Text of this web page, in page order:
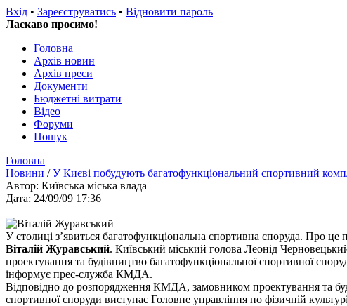
Вхід • Зареєструватись • Відновити пароль
Ласкаво просимо!
Головна
Архів новин
Архів преси
Документи
Бюджетні витрати
Відео
Форуми
Пошук
Головна
Новини /У Києві побудують багатофункціональний спортивний
Автор: Київська мiська влада
Дата: 24/09/09 17:36
У столиці з’явиться багатофункціональна спортивна споруда. Про
Віталій Журавський. Київський міський голова Леонід
проектування та будівництво багатофункціональної спортивної
інформує прес-служба КМДА.
Відповідно до розпорядження КМДА, замовником проектування та
спортивної споруди виступає Головне управління по фізичній